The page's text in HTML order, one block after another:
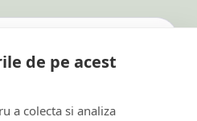
de pe acest
a colecta si analiza